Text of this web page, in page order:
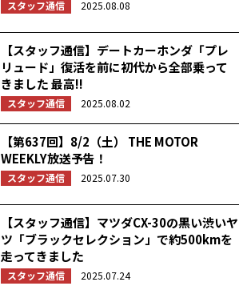
スタッフ通信 2025.08.08
【スタッフ通信】デートカーホンダ「プレ
リュード」復活を前に初代から全部乗って
きました 最高!!
スタッフ通信 2025.08.02
【第637回】8/2（土） THE MOTOR
WEEKLY放送予告！
スタッフ通信 2025.07.30
【スタッフ通信】マツダCX-30の黒い渋いヤ
ツ「ブラックセレクション」で約500kmを
走ってきました
スタッフ通信 2025.07.24